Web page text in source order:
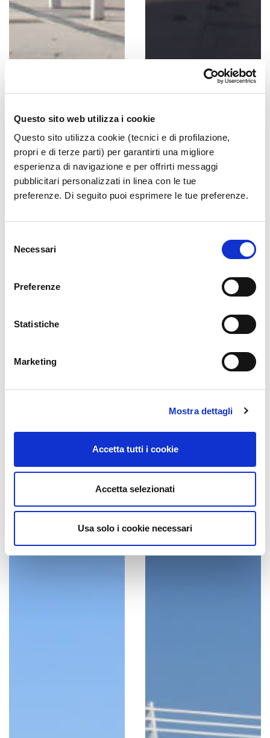
Questo sito web utilizza i cookie
Questo sito utilizza cookie (tecnici e di profilazione,
propri e di terze parti) per garantirti una migliore
esperienza di navigazione e per offrirti messaggi
pubblicitari personalizzati in linea con le tue
preferenze. Di seguito puoi esprimere le tue preferenze.
delNecessari
Preferenze
Statistiche
Marketing
Mostra dettagli
Accetta tutti i cookie
Accetta selezionati
Usa solo i cookie necessari